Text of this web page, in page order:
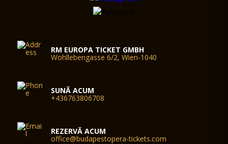
RM EUROPA TICKET GMBH
Wohllebengasse 6/2, Wien-1040
SUNĂ ACUM
+436763806708
REZERVĂ ACUM
office@budapestopera-tickets.com